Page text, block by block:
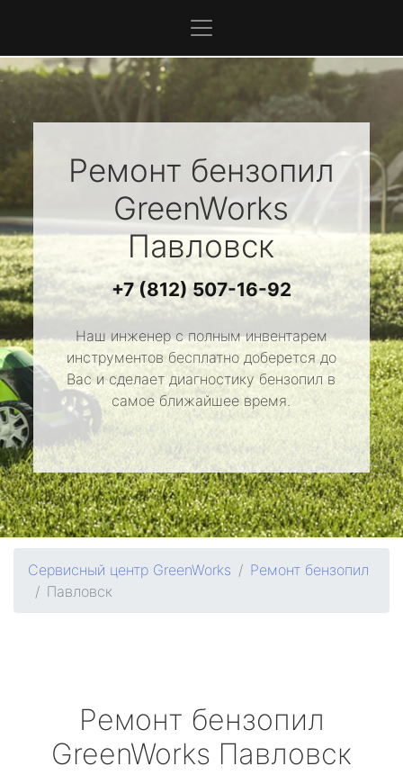
Ремонт бензопил
GreenWorks
Павловск
+7 (812) 507-16-92
Наш инженер с полным инвентарем
инструментов бесплатно доберется до
Вас и сделает диагностику бензопил в
самое ближайшее время.
Сервисный центр GreenWorks
Ремонт бензопил
Павловск
Ремонт бензопил
GreenWorks Павловск